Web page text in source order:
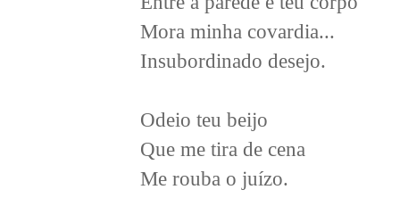
Mora minha covardia...
Insubordinado desejo.
Odeio teu beijo
Que me tira de cena
Me rouba o juízo.